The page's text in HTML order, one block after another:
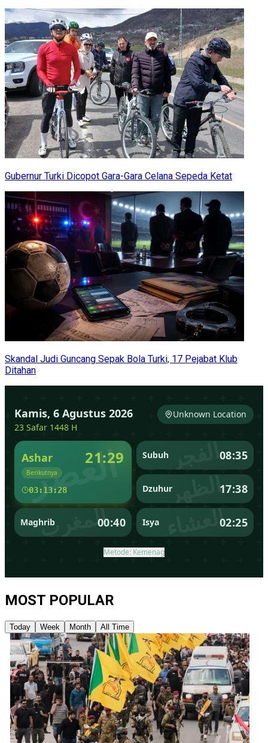
Gubernur Turki Dicopot Gara-Gara Celana Sepeda Ketat
Skandal Judi Guncang Sepak Bola Turki, 17 Pejabat Klub
Ditahan
MOST POPULAR
Today Week Month All Time